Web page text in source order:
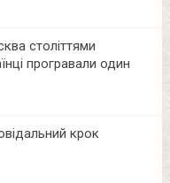
століттями
програвали один
крок